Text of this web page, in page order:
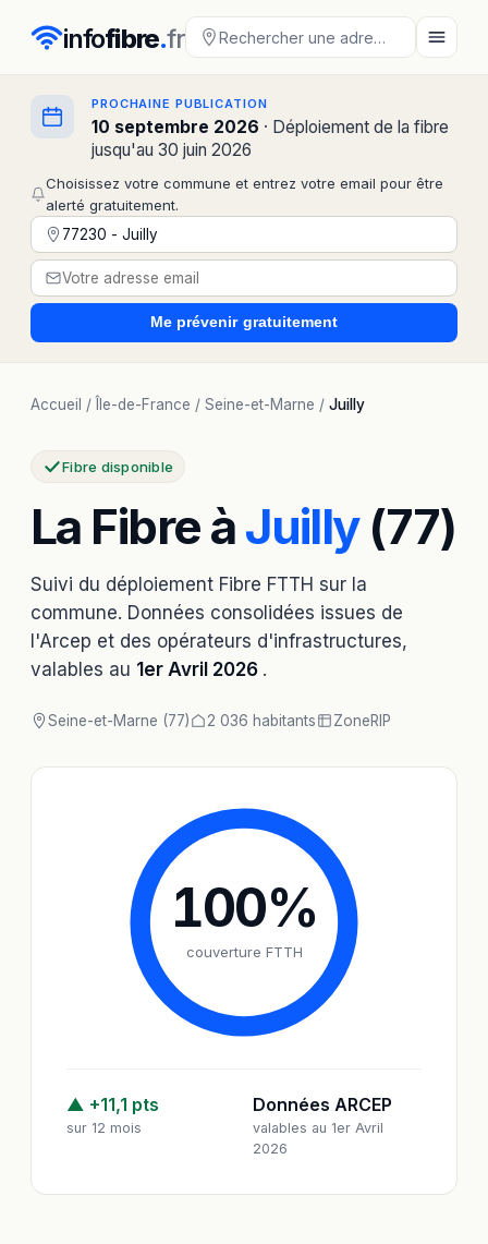
infofibre.fr
PROCHAINE PUBLICATION
10 septembre 2026 · Déploiement de la fibre
jusqu'au 30 juin 2026
Choisissez votre commune et entrez votre email pour être
alerté gratuitement.
Me prévenir gratuitement
Accueil / Île-de-France / Seine-et-Marne / Juilly
Fibre disponible
La Fibre àJuilly(77)
Suivi du déploiement Fibre FTTH sur la
commune. Données consolidées issues de
l'Arcep et des opérateurs d'infrastructures,
valables au 1er Avril 2026 .
Seine-et-Marne (77) 2 036 habitants ZoneRIP
100%
couverture FTTH
▲ +11,1 pts
sur 12 mois
Données ARCEP
valables au 1er Avril
2026